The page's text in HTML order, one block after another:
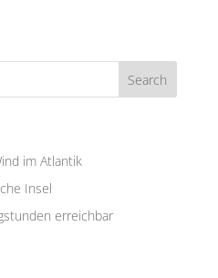
im Atlantik
Insel
erreichbar